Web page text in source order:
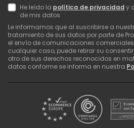
He leído la política de privacidad y
de mis datos
Le informamos que al suscribirse a
tratamiento de sus datos por parte de
el envío de comunicaciones
cualquier caso, puede retirar su
otro de sus derechos reconocidos en
datos conforme se informa en nuestra